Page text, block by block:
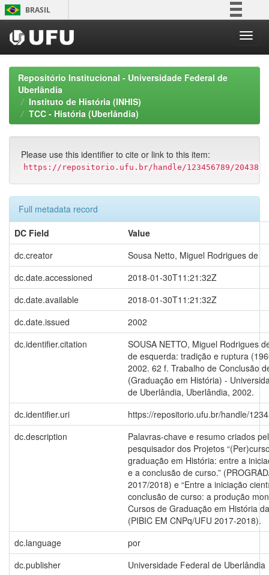
Skip
navigation
BRASIL
Participe
Acesso à informação
Repositório Institucional - Universidade Federal de
Uberlândia
Instituto de História (INHIS)
TCC - História (Uberlândia)
Please use this identifier to cite or link to this item:
https://repositorio.ufu.br/handle/123456789/20438
Full metadata record
DC Field
Value
dc.creator
Sousa Netto, Miguel Rodrigues de
dc.date.accessioned
2018-01-30T11:21:32Z
dc.date.available
2018-01-30T11:21:32Z
dc.date.issued
2002
dc.identifier.citation
SOUSA NETTO, Miguel Rodrigues
de esquerda: tradição e ruptura
2002. 62 f. Trabalho de Conclusão
(Graduação em História) -
de Uberlândia, Uberlândia, 2002.
dc.identifier.uri
https://repositorio.ufu.br/handle/
dc.description
Palavras-chave e resumo criados
pesquisador dos Projetos
graduação em História: entre a
e a conclusão de curso.”
2017/2018) e “Entre a iniciação
conclusão de curso: a produção
Cursos de Graduação em História
(PIBIC EM CNPq/UFU 2017-2018).
dc.language
por
dc.publisher
Universidade Federal de Uberlândia